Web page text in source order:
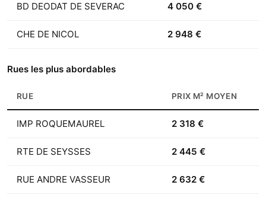
BD DEODAT DE SEVERAC 4 050 €
CHE DE NICOL 2 948 €
Rues les plus abordables
RUE PRIX M² MOYEN
IMP ROQUEMAUREL 2 318 €
RTE DE SEYSSES 2 445 €
RUE ANDRE VASSEUR 2 632 €